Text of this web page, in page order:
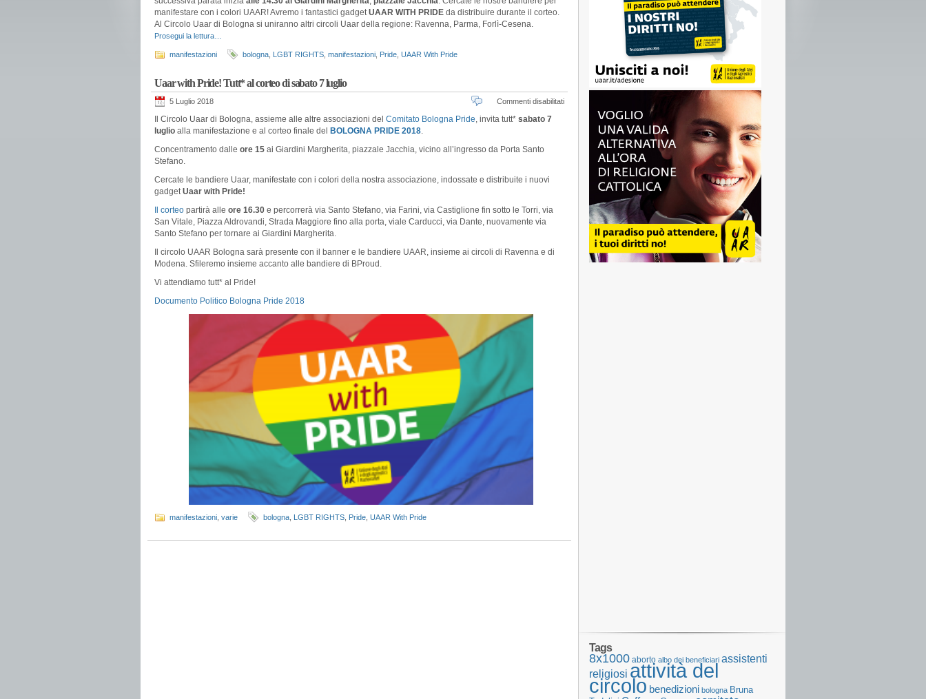
manifestare con i colori UAAR! Avremo i fantastici gadgetUAAR WITH PRIDE da distribuire durante il corteo.
Al Circolo Uaar di Bologna si uniranno altri circoli Uaar della regione: Ravenna, Parma, Forlì-Cesena.
Prosegui la lettura…
manifestazioni bologna LGBT RIGHTS manifestazioni Pride UAAR With Pride
Uaar with Pride! Tutt* al corteo di sabato 7 luglio
5 Luglio 2018 Commenti disabilitati
luglio
Il Circolo Uaar di Bologna, assieme alle altre associazioni del Comitato Bologna Pride, invita tutt* sabato 7
luglio alla manifestazione e al corteo finale del BOLOGNA PRIDE 2018.
Concentramento dalle ore 15 ai Giardini Margherita, piazzale Jacchia, vicino all’ingresso da Porta Santo
Stefano.
Cercate le bandiere Uaar, manifestate con i colori della nostra associazione, indossate e distribuite i nuovi
gadgetUaar with Pride!
Il corteo partirà alle ore 16.30 e percorrerà via Santo Stefano, via Farini, via Castiglione fin sotto le Torri, via
San Vitale, Piazza Aldrovandi, Strada Maggiore fino alla porta, viale Carducci, via Dante, nuovamente via
Santo Stefano per tornare ai Giardini Margherita.
Il circolo UAAR Bologna sarà presente con il banner e le bandiere UAAR, insieme ai circoli di Ravenna e di
Modena. Sfileremo insieme accanto alle bandiere di BProud.
Vi attendiamo tutt* al Pride!
Documento Politico Bologna Pride 2018
manifestazioni varie bologna LGBT RIGHTS Pride UAAR With Pride
Tags
8x1000 aborto albo dei beneficiari assistenti
religiosi attività del
circolo benedizioni bologna Bruna